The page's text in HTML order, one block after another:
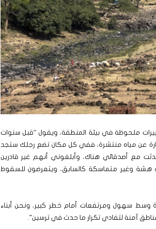
ملحوظة في بيئة المنطقة، ويقول “قبل سنوات
عن مياه منتشرة، ففي كل مكان تضع رجلك ستجد
مع أصدقائي هناك، وأبلغوني أنهم غير قادرين
هشة وغير متماسكة كالسابق، ويتعرضون للسقوط
صغيرة شرق جبل مرة وسط سهول ومرتفعات أمام خطر كبير، ونحن أبناء
آمنة لتفادي تكرار ما حدث في ترسين”.